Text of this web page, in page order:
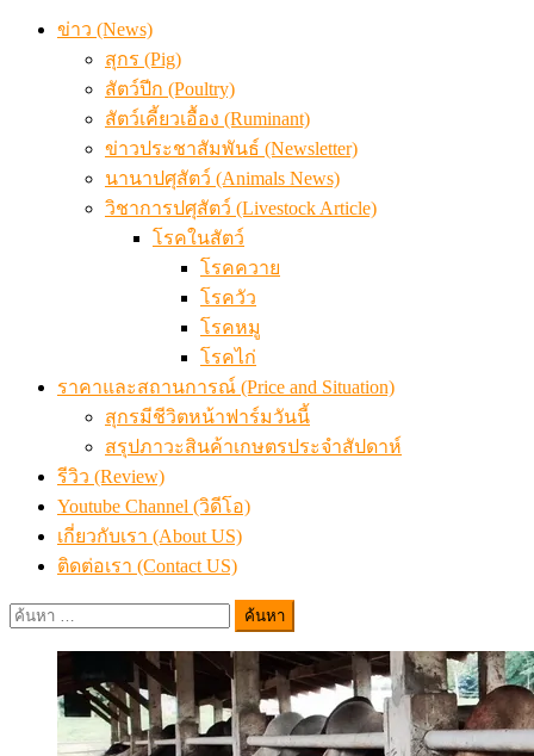
ข่าว (News)
สุกร (Pig)
สัตว์ปีก (Poultry)
สัตว์เคี้ยวเอื้อง (Ruminant)
ข่าวประชาสัมพันธ์ (Newsletter)
นานาปศุสัตว์ (Animals News)
วิชาการปศุสัตว์ (Livestock Article)
โรคในสัตว์
โรคควาย
โรควัว
โรคหมู
โรคไก่
ราคาและสถานการณ์ (Price and Situation)
สุกรมีชีวิตหน้าฟาร์มวันนี้
สรุปภาวะสินค้าเกษตรประจำสัปดาห์
รีวิว (Review)
Youtube Channel (วิดีโอ)
เกี่ยวกับเรา (About US)
ติดต่อเรา (Contact US)
ค้นหา